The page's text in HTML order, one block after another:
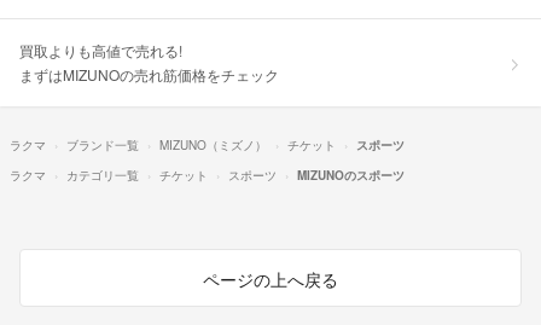
買取よりも高値で売れる!
まずはMIZUNOの売れ筋価格をチェック
ラクマ ブランド一覧 MIZUNO（ミズノ） チケット
スポーツ
ラクマ
カテゴリ一覧 チケット スポーツ MIZUNOのスポーツ
ページの上へ戻る